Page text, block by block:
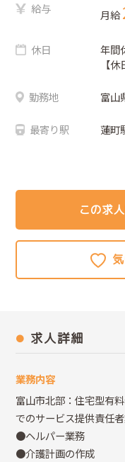
給与 月給
休日
年間
【
勤務地 富山
最寄り駅 蓮町
この求
求人詳細
業務内容
富山市北部：住宅型有
でのサービス提供責任
●ヘルパー業務
●介護計画の作成